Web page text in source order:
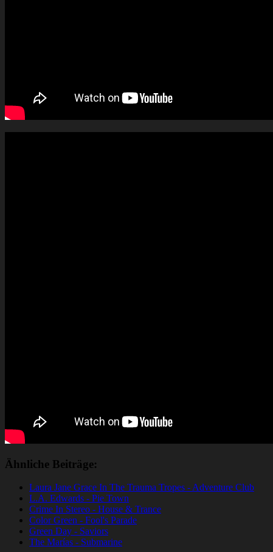
Ähnliche Beiträge:
Laura Jane Grace In The Trauma Tropes - Adventure Club
L.A. Edwards - Pie Town
Crime In Stereo - House & Trance
Color Green - Fool's Parade
Green Day - Saviors
The Marías - Submarine